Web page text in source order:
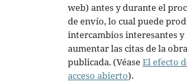
web) antes y durante el
de envío, lo cual puede
intercambios interesantes y
aumentar las citas de la obra
publicada. (VéaseEl efecto
acceso abierto).